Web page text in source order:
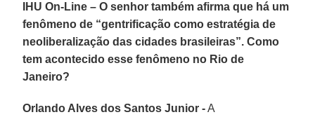
IHU On-Line – O senhor também afirma que há um
fenômeno de “gentrificação como estratégia de
neoliberalização das cidades brasileiras”. Como
tem acontecido esse fenômeno no Rio de
Janeiro?
Orlando Alves dos Santos Junior -A